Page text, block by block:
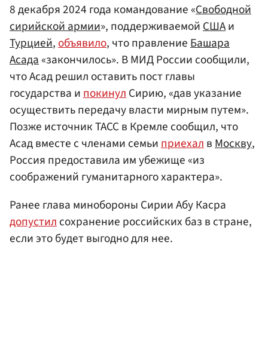
8 декабря 2024 года командование «Свободной
сирийской армии», поддерживаемойСШАи
Турцией,объявило, что правлениеБашара
Асада«закончилось». В МИД России сообщили,
что Асад решил оставить пост главы
государства ипокинулСирию, «дав указание
осуществить передачу власти мирным путем».
Позже источник ТАСС в Кремле сообщил, что
Асад вместе с членами семьиприехалвМоскву,
Россия предоставила им убежище «из
соображений гуманитарного характера».
Ранее глава минобороны Сирии Абу Касра
допустилсохранение российских баз в стране,
если это будет выгодно для нее.